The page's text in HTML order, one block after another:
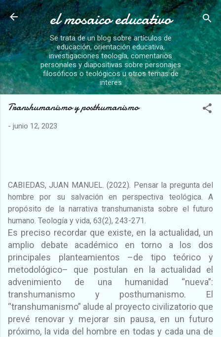
Ir al contenido principal
el mosaico educativo
Se trata de un blog sobre artículos de
educación, orientación educativa,
investigaciones teología, comentarios
personales y diapositivas sobre personajes
filosóficos o teológicos u otros temas de
interes
Transhumanismo y posthumanismo
- junio 12, 2023
CABIEDAS, JUAN MANUEL. (2022). Pensar la pregunta del
hombre por su salvación en perspectiva teológica. A
propósito de la narrativa transhumanista sobre el futuro
humano. Teología y vida, 63(2), 243-271.
Es preciso recordar que existe, en la actualidad, un
amplio debate académico en torno a los dos
principales planteamientos –de tipo teórico y
metodológico– que postulan en la actualidad el
advenimiento de una humanidad “nueva”:
transhumanismo y posthumanismo. El
“transhumanismo” alude al proyecto civilizatorio que
prevé renovar y mejorar sin pausa, en un futuro
próximo, la vida del hombre en todas y cada una de